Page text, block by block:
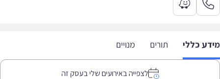
כללי תורים מנויים
לצפייה באירועים שלי בעסק זה